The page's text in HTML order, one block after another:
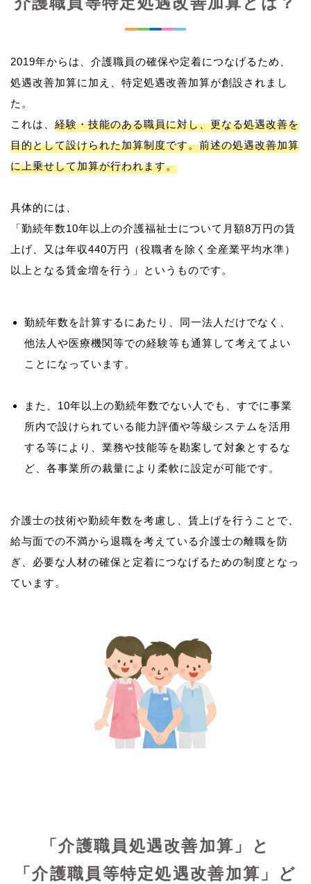
2019年からは、介護職員の確保や定着につなげるため、
処遇改善加算に加え、特定処遇改善加算が創設されまし
た。
これは、 経験・技能のある職員に対し、更なる処遇改善を
目的として設けられた加算制度です。前述の処遇改善加算
に上乗せして加算が行われます。
具体的には、
「勤続年数10年以上の介護福祉士について月額8万円の賃
上げ、又は年収440万円（役職者を除く全産業平均水準）
勤続年数を計算するにあたり、同一法人だけでなく、
他法人や医療機関等での経験等も通算して考えてよい
ことになっています。
また、10年以上の勤続年数でない人でも、すでに事業
所内で設けられている能力評価や等級システムを活用
する等により、業務や技能等を勘案して対象とするな
ど、各事業所の裁量により柔軟に設定が可能です。
介護士の技術や勤続年数を考慮し、賃上げを行うことで、
給与面での不満から退職を考えている介護士の離職を防
ぎ、必要な人材の確保と定着につなげるための制度となっ
ています。
「介護職員処遇改善加算」と
「介護職員等特定処遇改善加算」ど